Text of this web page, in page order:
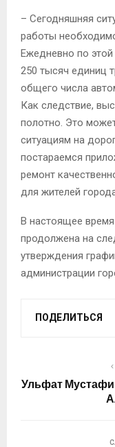
– Сегодняшняя
работы
Ежедневно по
250 тысяч единиц
общего числа
Как следствие,
полотно. Это
ситуациям на
постараемся
ремонт
для жителей
В настоящее
продолжена на
утверждения
администрации
ПОДЕЛИТЬСЯ
Ульфат